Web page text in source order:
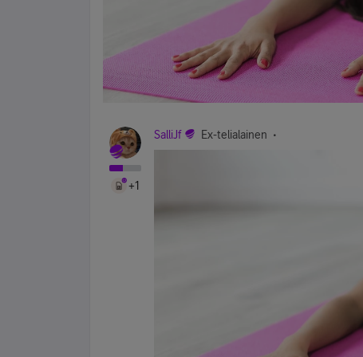
+1
SalliJf Ex-telialainen